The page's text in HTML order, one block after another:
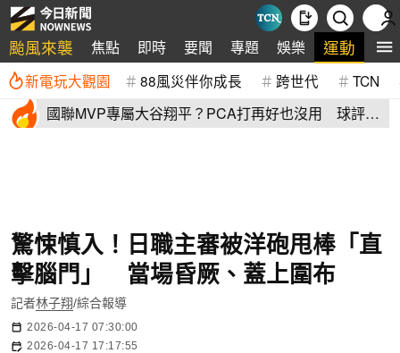
颱風來襲 焦點 即時 要聞 專題 娛樂 運動 全
新電玩大觀園 88風災伴你成長 跨世代 TCN
國聯MVP專屬大谷翔平？PCA打再好也沒用 球評
驚悚慎入！日職主審被洋砲甩棒「直
擊腦門」 當場昏厥、蓋上圍布
記者林子翔/綜合報導
2026-04-17 07:30:00
2026-04-17 17:17:55